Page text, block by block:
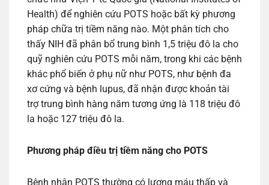
Health) để nghiên cứu POTS hoặc bất kỳ phương
pháp chữa trị tiềm năng nào. Một phân tích cho
thấy NIH đã phân bổ trung bình 1,5 triệu đô la cho
quỹ nghiên cứu POTS mỗi năm, trong khi các bệnh
khác phổ biến ở phụ nữ như POTS, như bệnh đa
xơ cứng và bệnh lupus, đã nhận được khoản tài
trợ trung bình hàng năm tương ứng là 118 triệu đô
la hoặc 127 triệu đô la.
Phương pháp điều trị tiềm năng cho POTS
Bệnh nhân POTS thường có lượng máu thấp và